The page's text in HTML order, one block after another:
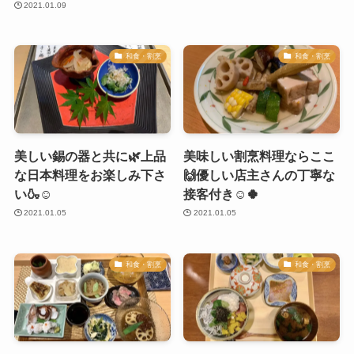
2021.01.09
和食・割烹
美しい錫の器と共に🌿上品
な日本料理をお楽しみ下さ
い🍶☺️
2021.01.05
和食・割烹
美味しい割烹料理ならここ
🙌優しい店主さんの丁寧な
接客付き☺️🍀
2021.01.05
和食・割烹 和食・割烹